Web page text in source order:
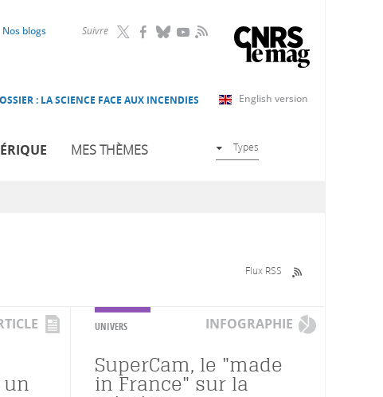
Suivre RSS
Nos blogs
English version
: LA SCIENCE FACE AUX INCENDIES
MES THÈMES Types
Flux RSS
UNIVERS INFOGRAPHIE
SuperCam, le "made
in France" sur la